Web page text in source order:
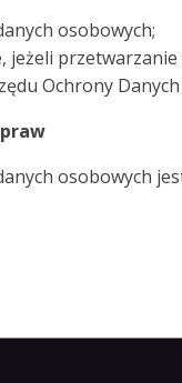
osobowych;
Ochrony
osobowych